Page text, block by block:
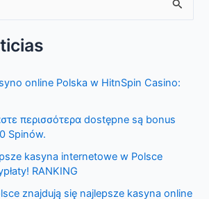
online Polska w HitnSpin Casino:
περισσότερα dostępne są bonus
Spinów.
kasyna internetowe w Polsce
RANKING
znajdują się najlepsze kasyna online